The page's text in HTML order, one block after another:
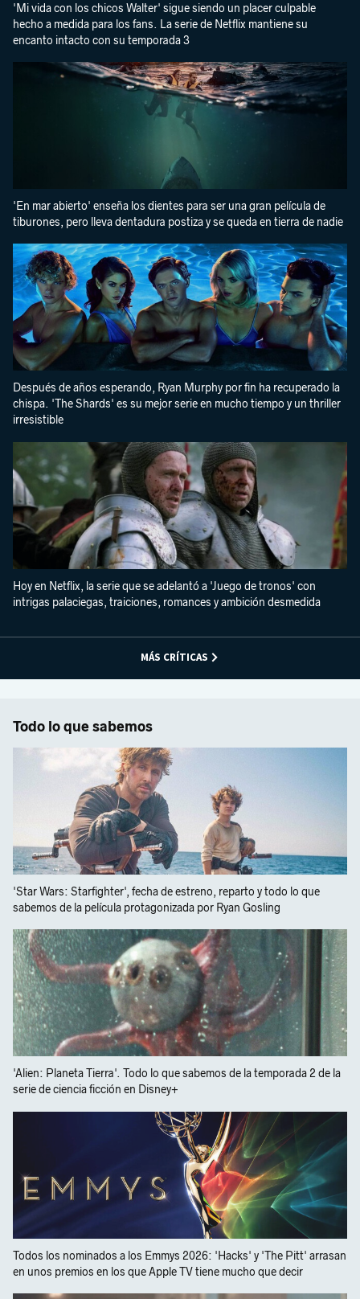
'Mi vida con los chicos Walter' sigue siendo un placer culpable
hecho a medida para los fans. La serie de Netflix mantiene su
encanto intacto con su temporada 3
'En mar abierto' enseña los dientes para ser una gran película de
tiburones, pero lleva dentadura postiza y se queda en tierra de nadie
Después de años esperando, Ryan Murphy por fin ha recuperado la
chispa. 'The Shards' es su mejor serie en mucho tiempo y un thriller
irresistible
Hoy en Netflix, la serie que se adelantó a 'Juego de tronos' con
intrigas palaciegas, traiciones, romances y ambición desmedida
MÁS CRÍTICAS
Todo lo que sabemos
'Star Wars: Starfighter', fecha de estreno, reparto y todo lo que
sabemos de la película protagonizada por Ryan Gosling
'Alien: Planeta Tierra'. Todo lo que sabemos de la temporada 2 de la
serie de ciencia ficción en Disney+
Todos los nominados a los Emmys 2026: 'Hacks' y 'The Pitt' arrasan
en unos premios en los que Apple TV tiene mucho que decir